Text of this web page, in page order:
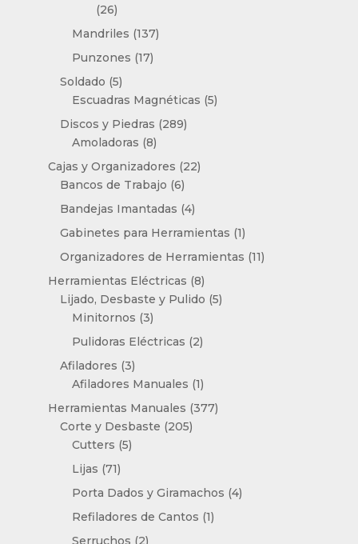
2626
productos
Mandriles 137137
Punzones 1717
Soldado 55
productos
Escuadras Magnéticas 55
Discos y Piedras 289289
Amoladoras 88
productos
Cajas y Organizadores 2222
Bancos de Trabajo 66
productos
Bandejas Imantadas 44
productos
Gabinetes para Herramientas 11
producto
Organizadores de Herramientas 1111
Herramientas Eléctricas 88
productos
Lijado, Desbaste y Pulido 55
Minitornos 33
productos
Pulidoras Eléctricas 22
Afiladores 33
productos
Afiladores Manuales 11
producto
Herramientas Manuales 377377
Corte y Desbaste 205205
Cutters 55
Lijas 7171
productos
Porta Dados y Giramachos 44
Refiladores de Cantos 11
2